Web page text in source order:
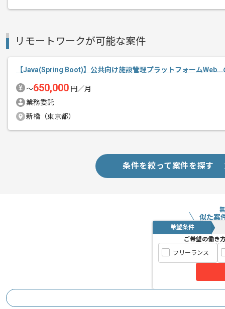
リモートワークが可能な案件
【Java(Spring Boot)】公共向け施設管理プラットフォーム
〜650,000 円／月
業務委託
新橋（東京都）
条件を絞って案件を探す
似た案
希望条件
ご希望の働き
フリーランス